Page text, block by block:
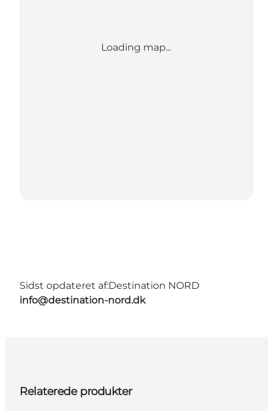
Loading map...
Sidst opdateret af:Destination NORD
info@destination-nord.dk
Relaterede produkter